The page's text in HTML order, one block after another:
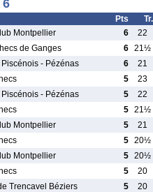
6
Pts Tr.
Montpellier 6 22
de Ganges 6 21½
- Pézénas 6 21
5 23
- Pézénas 5 22
5 21½
Montpellier 5 21
5 20½
Montpellier 5 20½
5 20
Trencavel Béziers 5 20